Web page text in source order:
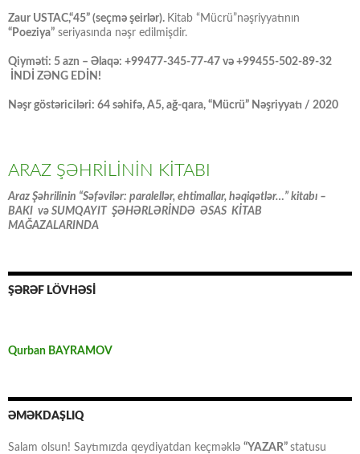
Zaur USTAC,“45” (seçmə şeirlər). Kitab “Mücrü”nəşriyyatının
“Poeziya” seriyasında nəşr edilmişdir.
Qiyməti: 5 azn – Əlaqə: +99477-345-77-47 və +99455-502-89-32
İNDİ ZƏNG EDİN!
Nəşr göstəriciləri: 64 səhifə, A5, ağ-qara, “Mücrü” Nəşriyyatı / 2020
ARAZ ŞƏHRİLİNİN KİTABI
Araz Şəhrilinin “Səfəvilər: paralellər, ehtimallar, həqiqətlər…” kitabı –
BAKI və SUMQAYIT ŞƏHƏRLƏRİNDƏ ƏSAS KİTAB
MAĞAZALARINDA
ŞƏRƏF LÖVHƏSİ
Qurban BAYRAMOV
ƏMƏKDAŞLIQ
Salam olsun! Saytımızda qeydiyatdan keçməklə “YAZAR” statusu